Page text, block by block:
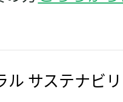
ル サステナビ